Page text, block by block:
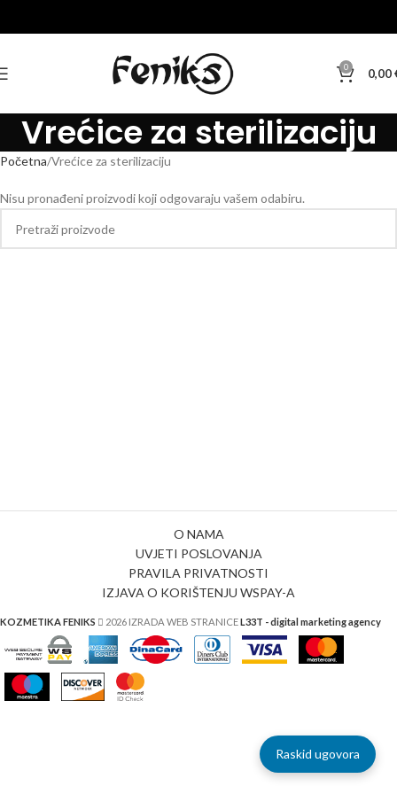
0 0,00
Vrećice za sterilizaciju
Početna Vrećice za sterilizaciju
Nisu pronađeni proizvodi koji odgovaraju vašem odabiru.
O NAMA
UVJETI POSLOVANJA
PRAVILA PRIVATNOSTI
IZJAVA O KORIŠTENJU WSPAY-A
KOZMETIKA FENIKS 2026 IZRADA WEB STRANICEL33T - digital marketing agency
Raskid ugovora